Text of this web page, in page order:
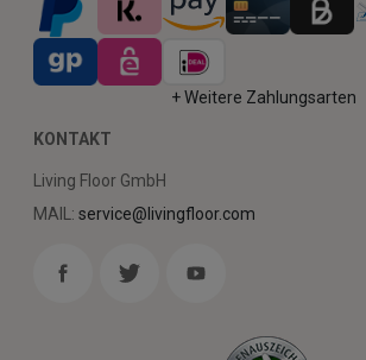
+ Weitere Zahlungsarten
KONTAKT
Living Floor GmbH
MAIL: service@livingfloor.com